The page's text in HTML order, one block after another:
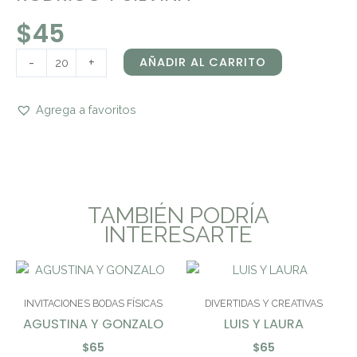
$45
- + AÑADIR AL CARRITO
Agrega a favoritos
TAMBIÉN PODRÍA
INTERESARTE
INVITACIONES BODAS FÍSICAS
AGUSTINA Y GONZALO
$65
DIVERTIDAS Y CREATIVAS
LUIS Y LAURA
$65